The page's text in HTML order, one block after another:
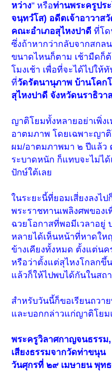
หว่าง" หรือท่านพระครูปร
จนฺทวํโส) อดีตเจ้าอาวาส
คณะอำเภอสุไหงปาดี ที่โด
ซึ่งถ้าหากว่ากลับจากสกล
ขนาดไหนก็ตาม เช้ามืดก็
โมงเช้า เพื่อที่จะได้ไปให้
ที่วัดรัตนานุภาพ บ้านโคก
สุไหงปาดี จังหวัดนราธิวา
ญาติโยมทั้งหลายอย่าเพิ่ง
อาตมภาพ โดยเฉพาะญา
ผม/อาตมภาพมา ๒ ปีแล้ว
ระบาดหนัก ก็แทบจะไม่ได้
ปักษ์ใต้เลย
ในระยะนี้ที่ยอมเสี่ยงลงไป
พระราชทานเพลิงศพของ
ฉวยโอกาสที่พอมีเวลาอยู่
หลายได้เห็นหน้าที่หาดใ
ข้างเคียงทั้งหมด ตั้งแต่น
หรือว่าตั้งแต่สุไหงโกลกขึ้
แล้วก็ให้ไปพบได้กันในสถ
สำหรับวันนี้ก็ขอเรียนถวา
และบอกกล่าวแก่ญาติโยม
พระครูวิลาศกาญจนธรรม
เสียงธรรมจากวัดท่าขนุน
วันศุกรที่ ๒๙ เมษายน พุท